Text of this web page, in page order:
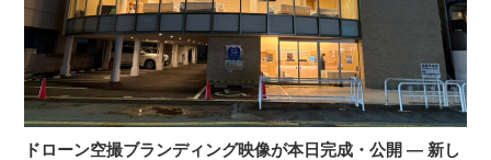
ドローン空撮ブランディング映像が本日完成・公開 — 新し